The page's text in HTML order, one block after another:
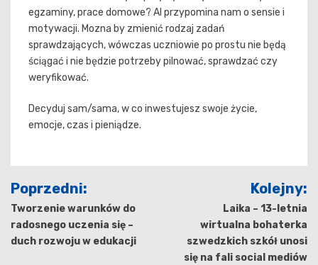
egzaminy, prace domowe? AI przypomina nam o sensie i
motywacji. Mozna by zmienić rodzaj zadań
sprawdzających, wówczas uczniowie po prostu nie będą
ściągać i nie będzie potrzeby pilnować, sprawdzać czy
weryfikować.
Decyduj sam/sama, w co inwestujesz swoje życie,
emocje, czas i pieniądze.
Nawigacja
wpisu
Poprzedni:
Tworzenie warunków do
radosnego uczenia się –
duch rozwoju w edukacji
Kolejny:
Laika – 13-letnia
wirtualna bohaterka
szwedzkich szkół unosi
się na fali social mediów